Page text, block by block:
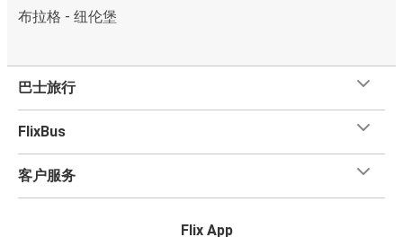
布拉格 - 纽伦堡
巴士旅行
FlixBus
客户服务
Flix App